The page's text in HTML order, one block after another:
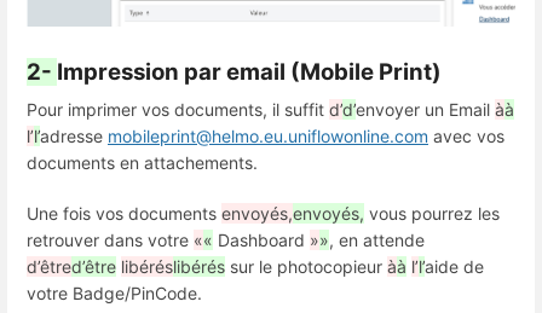
2- Impression par email (Mobile Print)
Pour imprimer vos documents, il suffit d’d’envoyer un Email àà
l’l’adresse mobileprint@helmo.eu.uniflowonline.com avec vos
documents en attachements.
Une fois vos documents envoyés,envoyés, vous pourrez les
retrouver dans votre «« Dashboard »», en attende
d’êtred’être libéréslibérés sur le photocopieur àà l’l’aide de
votre Badge/PinCode.